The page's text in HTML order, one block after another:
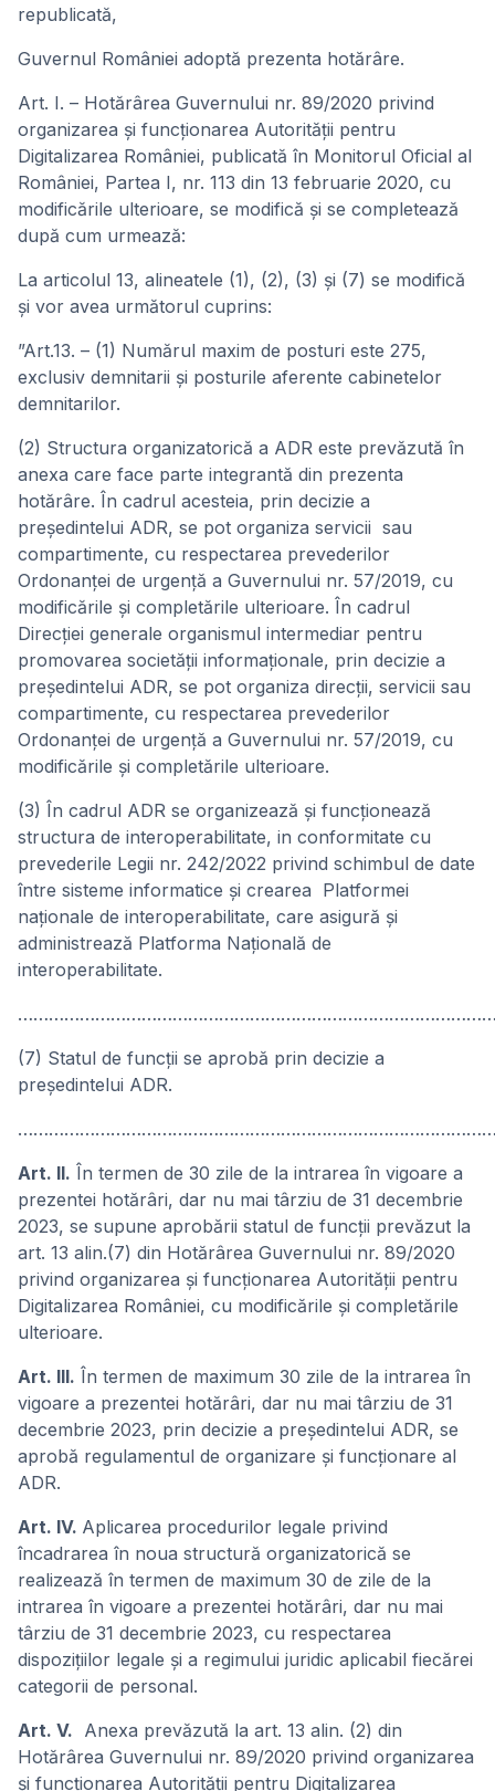
republicată,
Guvernul României adoptă prezenta hotărâre.
Art. I. – Hotărârea Guvernului nr. 89/2020 privind
organizarea şi funcţionarea Autorității pentru
Digitalizarea României, publicată în Monitorul Oficial al
României, Partea I, nr. 113 din 13 februarie 2020, cu
modificările ulterioare, se modifică şi se completează
după cum urmează:
La articolul 13, alineatele (1), (2), (3) și (7) se modifică
și vor avea următorul cuprins:
”Art.13. – (1) Numărul maxim de posturi este 275,
exclusiv demnitarii şi posturile aferente cabinetelor
demnitarilor.
(2) Structura organizatorică a ADR este prevăzută în
anexa care face parte integrantă din prezenta
hotărâre. În cadrul acesteia, prin decizie a
președintelui ADR, se pot organiza servicii sau
compartimente, cu respectarea prevederilor
Ordonanței de urgență a Guvernului nr. 57/2019, cu
modificările și completările ulterioare. În cadrul
Direcției generale organismul intermediar pentru
promovarea societății informaționale, prin decizie a
președintelui ADR, se pot organiza direcții, servicii sau
compartimente, cu respectarea prevederilor
Ordonanței de urgență a Guvernului nr. 57/2019, cu
modificările și completările ulterioare.
(3) În cadrul ADR se organizează și funcționează
structura de interoperabilitate, in conformitate cu
prevederile Legii nr. 242/2022 privind schimbul de date
între sisteme informatice şi crearea Platformei
naţionale de interoperabilitate, care asigură și
administrează Platforma Națională de
interoperabilitate.
(7) Statul de funcţii se aprobă prin decizie a
preşedintelui ADR.
Art. II. În termen de 30 zile de la intrarea în vigoare a
prezentei hotărâri, dar nu mai târziu de 31 decembrie
2023, se supune aprobării statul de funcții prevăzut la
art. 13 alin.(7) din Hotărârea Guvernului nr. 89/2020
privind organizarea și funcționarea Autorității pentru
Digitalizarea României, cu modificările și completările
ulterioare.
Art. III. În termen de maximum 30 zile de la intrarea în
vigoare a prezentei hotărâri, dar nu mai târziu de 31
decembrie 2023, prin decizie a președintelui ADR, se
aprobă regulamentul de organizare şi funcţionare al
ADR.
Art. IV. Aplicarea procedurilor legale privind
încadrarea în noua structură organizatorică se
realizează în termen de maximum 30 de zile de la
intrarea în vigoare a prezentei hotărâri, dar nu mai
târziu de 31 decembrie 2023, cu respectarea
dispozițiilor legale și a regimului juridic aplicabil fiecărei
categorii de personal.
Art. V. Anexa prevăzută la art. 13 alin. (2) din
Hotărârea Guvernului nr. 89/2020 privind organizarea
și funcționarea Autorității pentru Digitalizarea